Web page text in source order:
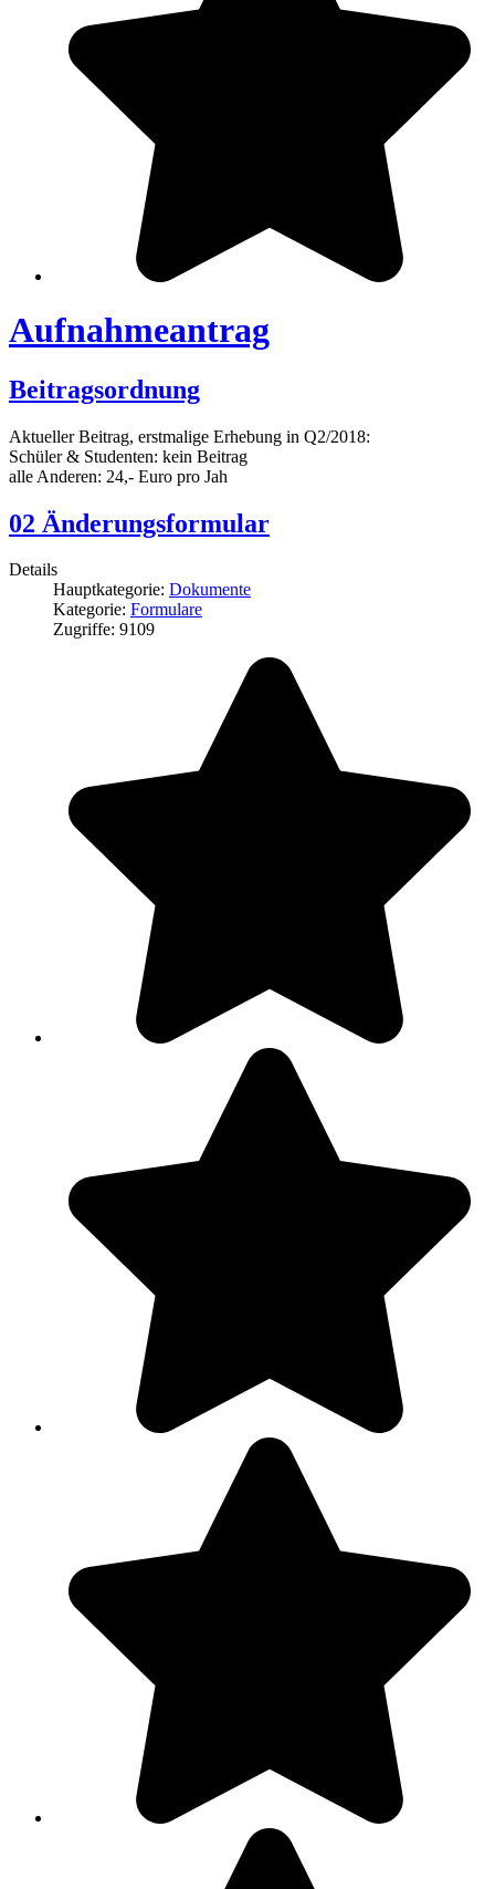
Aufnahmeantrag
Beitragsordnung
Aktueller Beitrag, erstmalige Erhebung in Q2/2018:
Schüler & Studenten: kein Beitrag
alle Anderen: 24,- Euro pro Jah
02 Änderungsformular
Details
Hauptkategorie: Dokumente
Kategorie: Formulare
Zugriffe: 9109